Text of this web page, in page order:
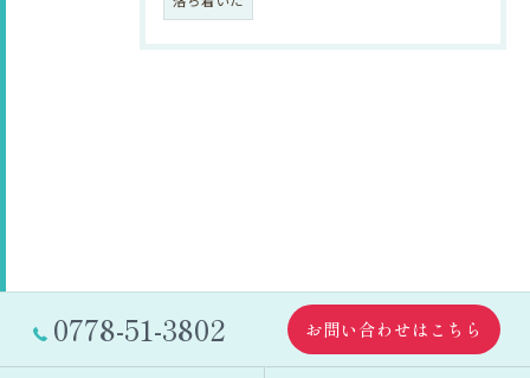
0778-51-3802 お問い合わせはこちら